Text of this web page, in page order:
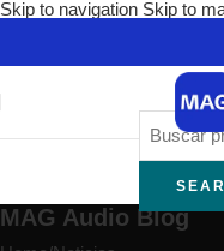
Skip to navigation Skip to
MAG Audio Blog